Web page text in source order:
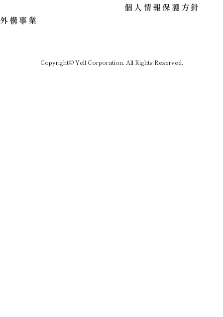
外構事業
個人情報保護方針
Copyright© Yell Corporation. All Rights Reserved.